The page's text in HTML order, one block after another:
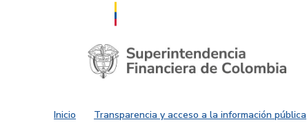
Saltar al contenido principal
Inicio Transparencia y acceso a la información pública